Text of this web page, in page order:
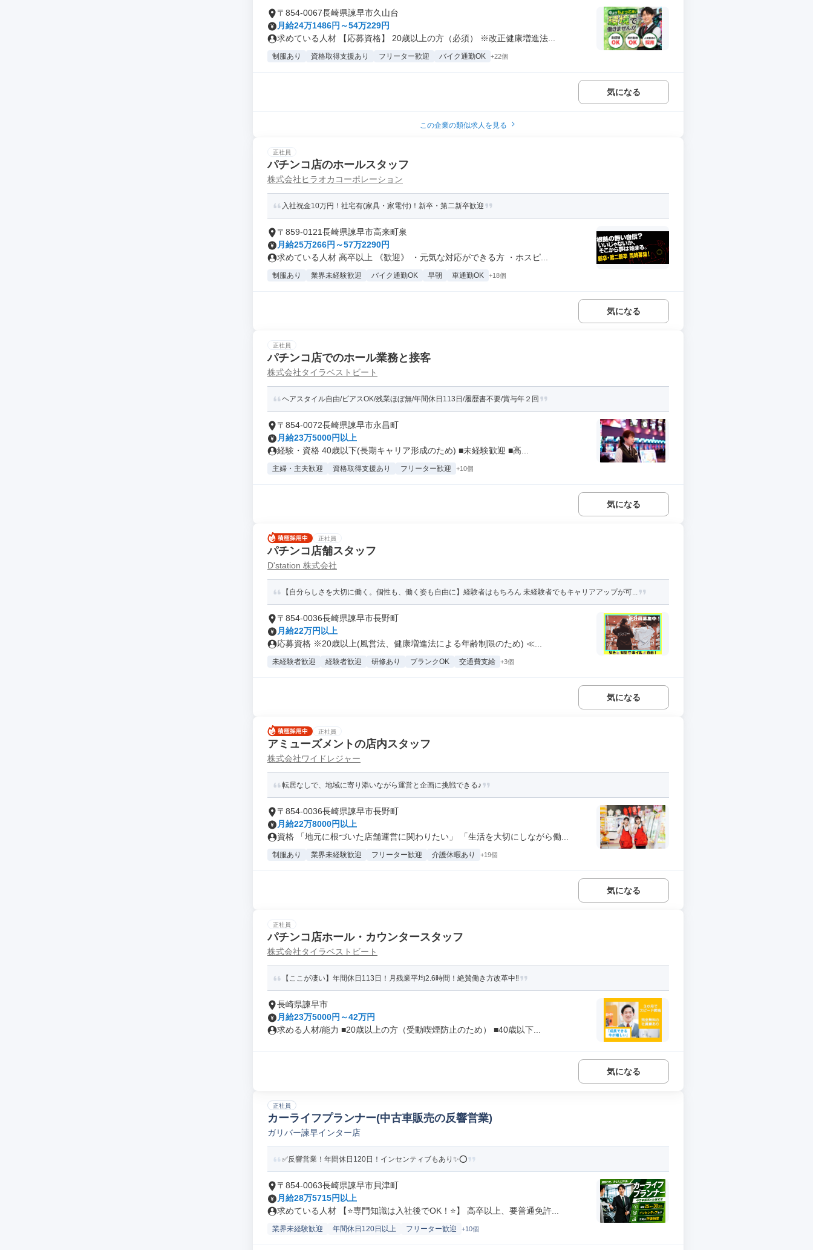
〒854-0067長崎県諫早市久山台
月給24万1486円～54万229円
求めている人材 【応募資格】 20歳以上の方（必須） ※改正健康増進法...
制服あり 資格取得支援あり フリーター歓迎 バイク通勤OK +22個
気になる
この企業の類似求人を見る
正社員
パチンコ店のホールスタッフ
株式会社ヒラオカコーポレーション
入社祝金10万円！社宅有(家具・家電付)！新卒・第二新卒歓迎
〒859-0121長崎県諫早市高来町泉
月給25万266円～57万2290円
求めている人材 高卒以上 《歓迎》 ・元気な対応ができる方 ・ホスピ...
制服あり 業界未経験歓迎 バイク通勤OK 早朝 車通勤OK +18個
気になる
正社員
パチンコ店でのホール業務と接客
株式会社タイラベストビート
ヘアスタイル自由/ピアスOK/残業ほぼ無/年間休日113日/履歴書不要/賞与年２回
〒854-0072長崎県諫早市永昌町
月給23万5000円以上
経験・資格 40歳以下(長期キャリア形成のため) ■未経験歓迎 ■高...
主婦・主夫歓迎 資格取得支援あり フリーター歓迎 +10個
気になる
正社員
パチンコ店舗スタッフ
D'station 株式会社
【自分らしさを大切に働く。個性も、働く姿も自由に】経験者はもちろん 未経験者でもキャリアアップが可...
〒854-0036長崎県諫早市長野町
月給22万円以上
応募資格 ※20歳以上(風営法、健康増進法による年齢制限のため) ≪...
未経験者歓迎 経験者歓迎 研修あり ブランクOK 交通費支給 +3個
気になる
正社員
アミューズメントの店内スタッフ
株式会社ワイドレジャー
転居なしで、地域に寄り添いながら運営と企画に挑戦できる♪
〒854-0036長崎県諫早市長野町
月給22万8000円以上
資格 「地元に根づいた店舗運営に関わりたい」 「生活を大切にしながら働...
制服あり 業界未経験歓迎 フリーター歓迎 介護休暇あり +19個
気になる
正社員
パチンコ店ホール・カウンタースタッフ
株式会社タイラベストビート
【ここが凄い】年間休日113日！月残業平均2.6時間！絶賛働き方改革中‼
長崎県諫早市
月給23万5000円～42万円
求める人材/能力 ■20歳以上の方（受動喫煙防止のため） ■40歳以下...
気になる
正社員
カーライフプランナー(中古車販売の反響営業)
ガリバー諫早インター店
✅反響営業！年間休日120日！インセンティブもあり✨⭕
〒854-0063長崎県諫早市貝津町
月給28万5715円以上
求めている人材 【⭐専門知識は入社後でOK！⭐】 高卒以上、要普通免許...
業界未経験歓迎 年間休日120日以上 フリーター歓迎 +10個